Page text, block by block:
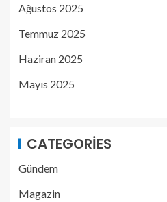
Ağustos 2025
Temmuz 2025
Haziran 2025
Mayıs 2025
CATEGORIES
Gündem
Magazin